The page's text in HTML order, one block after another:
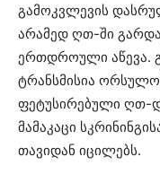
გამოკვლევის
არამედ ღთ-ში
ერთდროული აწევა.
ტრანსმისია
ფეტუსირებული ღთ-
მამაკაცი
თავიდან იცილებს.